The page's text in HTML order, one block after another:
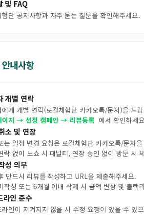
및 FAQ
험단 공지사항과 자주 묻는 질문을 확인해주세요.
내사항
개별 연락
에게 개별 연락(로컬체험단 카카오톡/문자)을 드
이지 → 선정 캠페인 → 리뷰등록 에서 확인하세
소 및 연장
는 일정 변경 요청은 로컬체험단 카카오톡/문자
락 없이 노쇼 시 패널티, 연장 승인 없이 방문 시
성 의무
반드시 리뷰를 작성하고 URL을 제출해주세요.
작성 또는 6개월 이내 삭제 시 금액 변상 및 블랙
라인 준수
라인이 지켜지지 않을 시 수정 요청이 있을 수 있